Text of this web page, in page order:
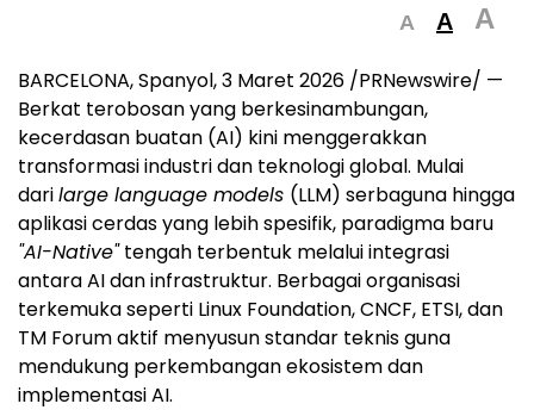
A A A
BARCELONA, Spanyol,3 Maret 2026 /PRNewswire/ —
Berkat terobosan yang berkesinambungan,
kecerdasan buatan (AI) kini menggerakkan
transformasi industri dan teknologi global. Mulai
darilarge language models (LLM) serbaguna hingga
aplikasi cerdas yang lebih spesifik, paradigma baru
"AI-Native"tengah terbentuk melalui integrasi
antara AI dan infrastruktur. Berbagai organisasi
terkemuka seperti Linux Foundation, CNCF, ETSI, dan
TM Forum aktif menyusun standar teknis guna
mendukung perkembangan ekosistem dan
implementasi AI.